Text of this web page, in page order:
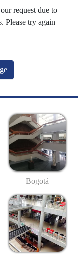
request due to
Please try again
Bogotá